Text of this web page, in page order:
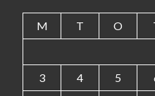
M T O
3
4 5